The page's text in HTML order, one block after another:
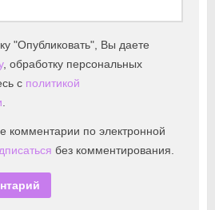
"Опубликовать", Вы даете
, обработку персональных
с политикой
.
комментарии по электронной
без комментирования.